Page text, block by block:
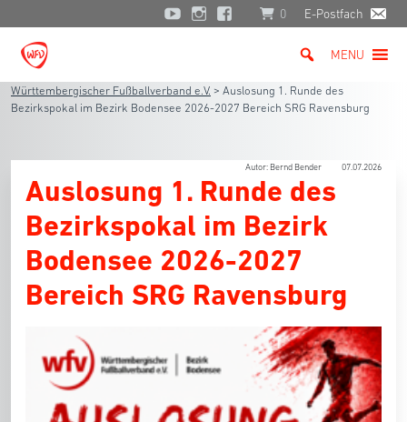
0 E-Postfach
MENU
Württembergischer Fußballverband e.V. > Auslosung 1. Runde des
Bezirkspokal im Bezirk Bodensee 2026-2027 Bereich SRG Ravensburg
Autor: Bernd Bender 07.07.2026
Auslosung 1. Runde des
Bezirkspokal im Bezirk
Bodensee 2026-2027
Bereich SRG Ravensburg